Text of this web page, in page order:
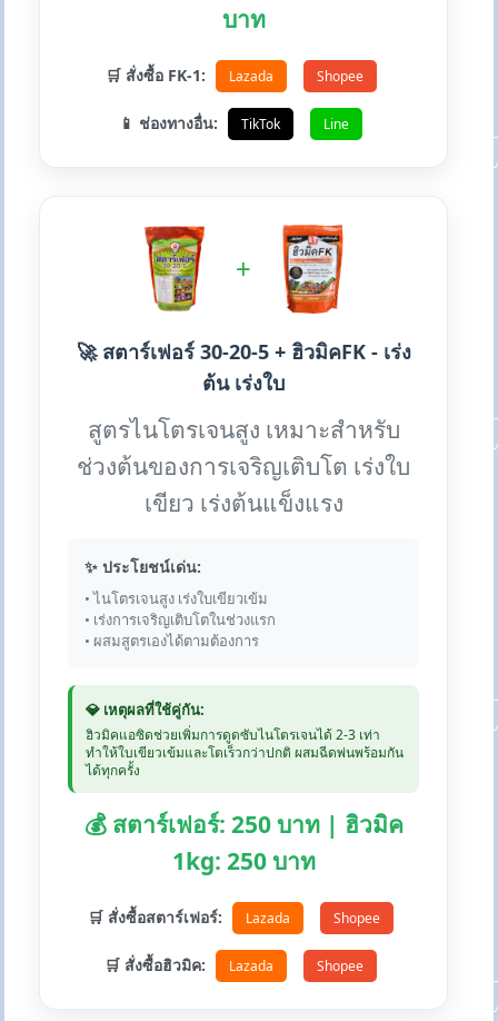
บาท
🛒 สั่งซื้อ FK-1: Lazada Shopee
📱 ช่องทางอื่น: TikTok Line
+
🚀 สตาร์เฟอร์ 30-20-5 + ฮิวมิคFK - เร่ง
ต้น เร่งใบ
สูตรไนโตรเจนสูง เหมาะสำหรับ
ช่วงต้นของการเจริญเติบโต เร่งใบ
เขียว เร่งต้นแข็งแรง
✨ ประโยชน์เด่น:
• ไนโตรเจนสูง เร่งใบเขียวเข้ม
• เร่งการเจริญเติบโตในช่วงแรก
• ผสมสูตรเองได้ตามต้องการ
💎 เหตุผลที่ใช้คู่กัน:
ฮิวมิคแอซิดช่วยเพิ่มการดูดซับไนโตรเจนได้ 2-3 เท่า
ทำให้ใบเขียวเข้มและโตเร็วกว่าปกติ ผสมฉีดพ่นพร้อมกัน
ได้ทุกครั้ง
💰 สตาร์เฟอร์: 250 บาท | ฮิวมิค
1kg: 250 บาท
🛒 สั่งซื้อสตาร์เฟอร์: Lazada Shopee
🛒 สั่งซื้อฮิวมิค: Lazada Shopee